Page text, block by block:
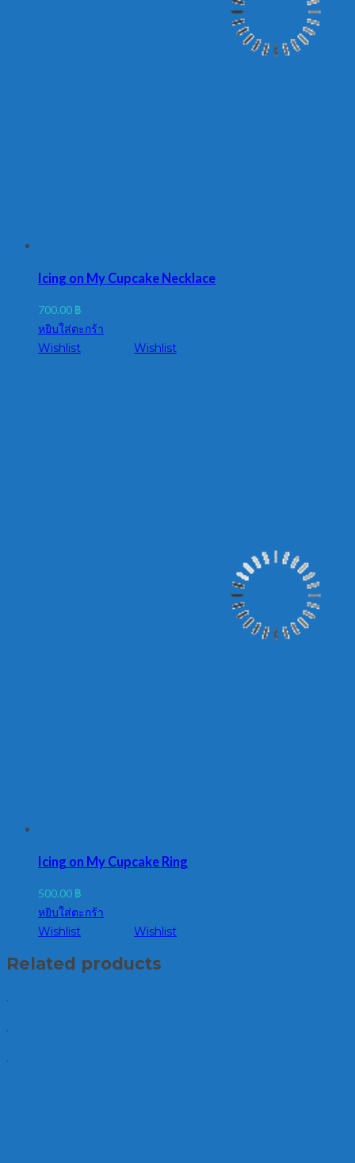
Icing on My Cupcake Necklace
700.00 ฿
หยิบใส่ตะกร้า
Wishlist
Wishlist
Icing on My Cupcake Ring
500.00 ฿
หยิบใส่ตะกร้า
Wishlist
Wishlist
Related products
.
.
.